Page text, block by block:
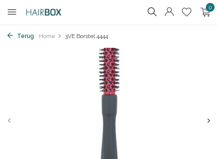
0
Terug Home 3VE Borstel 4444